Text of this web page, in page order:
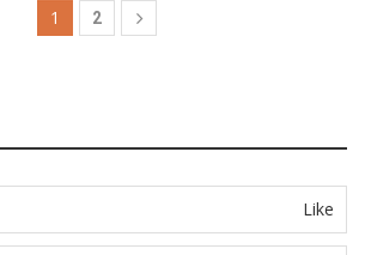
1 2
Like